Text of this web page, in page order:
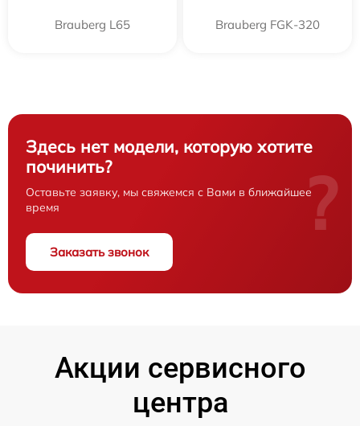
Brauberg L65 Brauberg FGK-320
Здесь нет модели, которую хотите
починить?
Оставьте заявку, мы свяжемся с Вами в ближайшее
время
Заказать звонок
?
Акции сервисного
центра